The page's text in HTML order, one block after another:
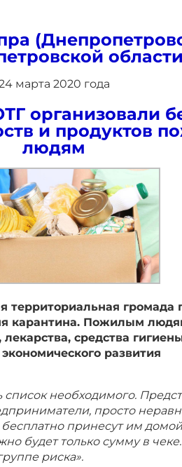
области
марта 2020 года
организовали
и продуктов
людям
территориальная громада
карантина. Пожилым
средства
развития
список необходимого.
просто
принесут им
будет только сумму в
риска».